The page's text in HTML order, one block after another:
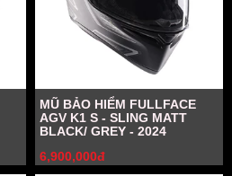
MŨ BẢO HIỂM FULLFACE
AGV K1 S - SLING MATT
BLACK/ GREY - 2024
6,900,000đ